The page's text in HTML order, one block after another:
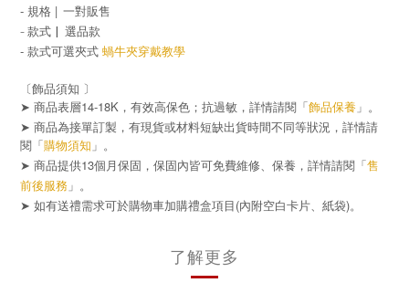
- 規格 | 一對販售
- 款式 | 選品款
- 款式可選夾式 蝸牛夾穿戴教學
〔飾品須知 〕
➤ 商品表層14-18K，有效高保色；抗過敏，詳情請閱「飾品保養 」。
➤ 商品為接單訂製，有現貨或材料短缺出貨時間不同等狀況，詳情請
閱「購物須知 」。
➤ 商品提供13個月保固，保固內皆可免費維修、保養，詳情請閱「售
前後服務 」。
➤ 如有送禮需求可於購物車加購禮盒項目 (內附空白卡片、紙袋)。
了解更多